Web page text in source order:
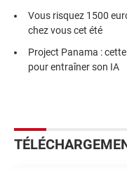
Vous risquez 1500
chez vous cet été
Project Panama :
pour entraîner son IA